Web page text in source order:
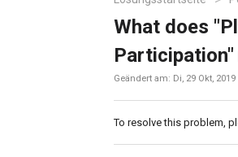
What does
Participation"
Geändert am: Di, 29 Okt,
To resolve this problem,